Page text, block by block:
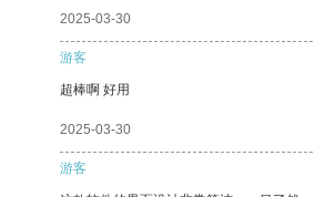
2025-03-30
游客
超棒啊 好用
2025-03-30
游客